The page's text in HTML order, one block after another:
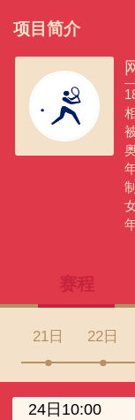
项目简介
赛程
21日 22日
24日10:00